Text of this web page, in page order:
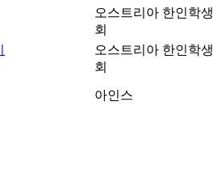
오스트리아 한인학생
회
오스트리아 한인학생
회
아인스